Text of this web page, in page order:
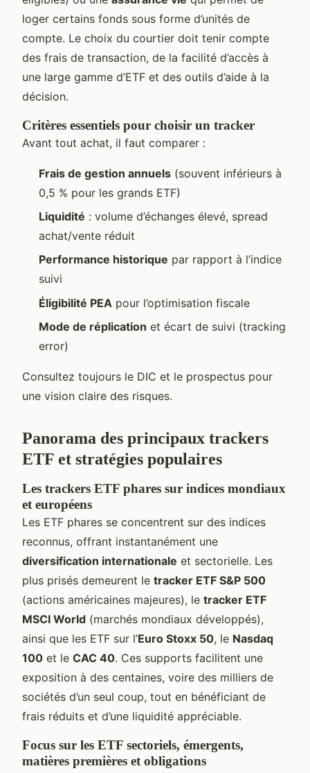
loger certains fonds sous forme d’unités de
compte. Le choix du courtier doit tenir compte
des frais de transaction, de la facilité d’accès à
une large gamme d’ETF et des outils d’aide à la
décision.
Critères essentiels pour choisir un tracker
Avant tout achat, il faut comparer :
Frais de gestion annuels (souvent inférieurs à
0,5 % pour les grands ETF)
Liquidité : volume d’échanges élevé, spread
achat/vente réduit
Performance historique par rapport à l’indice
suivi
Éligibilité PEA pour l’optimisation fiscale
Mode de réplication et écart de suivi (tracking
error)
Consultez toujours le DIC et le prospectus pour
une vision claire des risques.
Panorama des principaux trackers
ETF et stratégies populaires
Les trackers ETF phares sur indices mondiaux
et européens
Les ETF phares se concentrent sur des indices
reconnus, offrant instantanément une
diversification internationale et sectorielle. Les
plus prisés demeurent le tracker ETF S&P 500
(actions américaines majeures), le tracker ETF
MSCI World (marchés mondiaux développés),
ainsi que les ETF sur l’Euro Stoxx 50, le Nasdaq
100 et le CAC 40. Ces supports facilitent une
exposition à des centaines, voire des milliers de
sociétés d’un seul coup, tout en bénéficiant de
frais réduits et d’une liquidité appréciable.
Focus sur les ETF sectoriels, émergents,
matières premières et obligations